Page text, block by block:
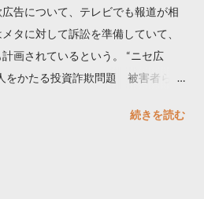
告について、テレビでも報道が相
タに対して訴訟を準備していて、
画されているという。 “ニセ広
をかたる投資詐欺問題 被害者らが
1091835 なぜなくならな
続きを読む